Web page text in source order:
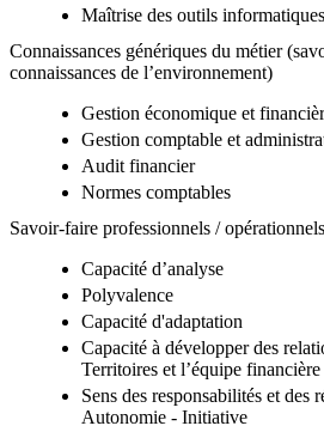
Maîtrise des outils
Connaissances génériques du métier
connaissances de l’environnement)
Gestion économique et
Gestion comptable et
Audit financier
Normes comptables
Savoir-faire professionnels / opérationnels
Capacité d’analyse
Polyvalence
Capacité d'adaptation
Capacité à développer des
Territoires et l’équipe financière
Sens des responsabilités et des
Autonomie - Initiative